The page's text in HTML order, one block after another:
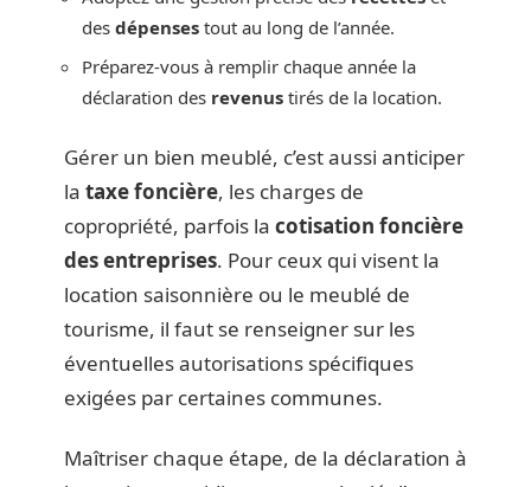
des dépenses tout au long de l’année.
Préparez-vous à remplir chaque année la
déclaration des revenus tirés de la location.
Gérer un bien meublé, c’est aussi anticiper
la taxe foncière, les charges de
copropriété, parfois la cotisation foncière
des entreprises. Pour ceux qui visent la
location saisonnière ou le meublé de
tourisme, il faut se renseigner sur les
éventuelles autorisations spécifiques
exigées par certaines communes.
Maîtriser chaque étape, de la déclaration à